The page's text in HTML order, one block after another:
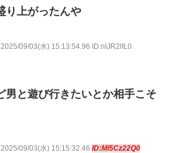
り上がったんや
2025/09/03(水) 15:13:54.96 ID:nIJR2lfL0
男と遊び行きたいとか相手こそ
2025/09/03(水) 15:15:32.46 ID:Ml5Cz22Q0